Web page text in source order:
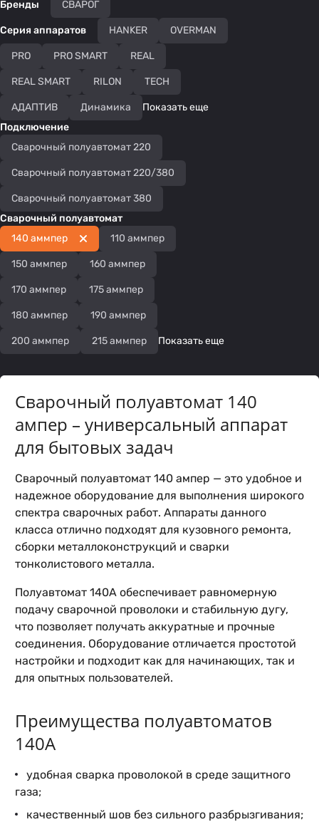
Бренды СВАРОГ
Серия аппаратов HANKER OVERMAN
PRO PRO SMART REAL
REAL SMART RILON TECH
АДАПТИВ Динамика
Показать еще
Подключение
Сварочный полуавтомат 220
Сварочный полуавтомат 220/380
Сварочный полуавтомат 380
Сварочный полуавтомат
110 аммпер
140 аммпер
150 аммпер 160 аммпер
170 аммпер 175 аммпер
180 аммпер 190 аммпер
200 аммпер 215 аммпер Показать еще
Сварочный полуавтомат 140
ампер – универсальный аппарат
для бытовых задач
Сварочный полуавтомат 140 ампер — это удобное и
надежное оборудование для выполнения широкого
спектра сварочных работ. Аппараты данного
класса отлично подходят для кузовного ремонта,
сборки металлоконструкций и сварки
тонколистового металла.
Полуавтомат 140А обеспечивает равномерную
подачу сварочной проволоки и стабильную дугу,
что позволяет получать аккуратные и прочные
соединения. Оборудование отличается простотой
настройки и подходит как для начинающих, так и
для опытных пользователей.
Преимущества полуавтоматов
140А
удобная сварка проволокой в среде защитного
газа;
качественный шов без сильного разбрызгивания;